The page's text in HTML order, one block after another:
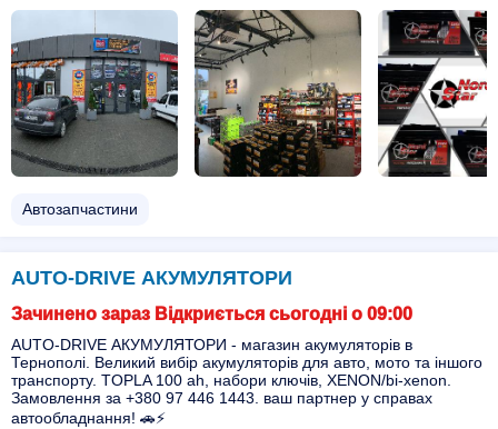
Автозапчастини
AUTO-DRIVE АКУМУЛЯТОРИ
Зачинено зараз Відкриється сьогодні о 09:00
AUTO-DRIVE АКУМУЛЯТОРИ - магазин акумуляторів в
Тернополі. Великий вибір акумуляторів для авто, мото та іншого
транспорту. TOPLA 100 ah, набори ключів, XENON/bi-xenon.
Замовлення за +380 97 446 1443. ваш партнер у справах
автообладнання! 🚗⚡